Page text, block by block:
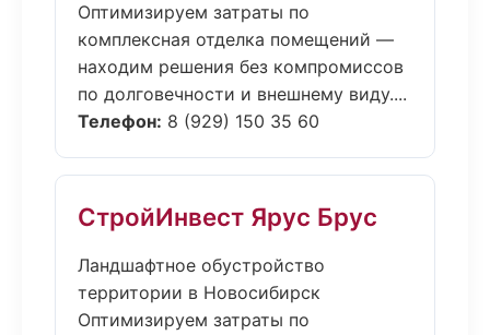
Оптимизируем затраты по
комплексная отделка помещений —
находим решения без компромиссов
по долговечности и внешнему виду....
Телефон: 8 (929) 150 35 60
СтройИнвест Ярус Брус
Ландшафтное обустройство
территории в Новосибирск
Оптимизируем затраты по